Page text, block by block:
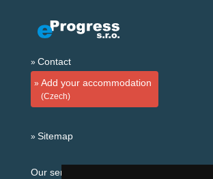
Contact
Add your accommodation
(Czech)
Sitemap
Our servers: